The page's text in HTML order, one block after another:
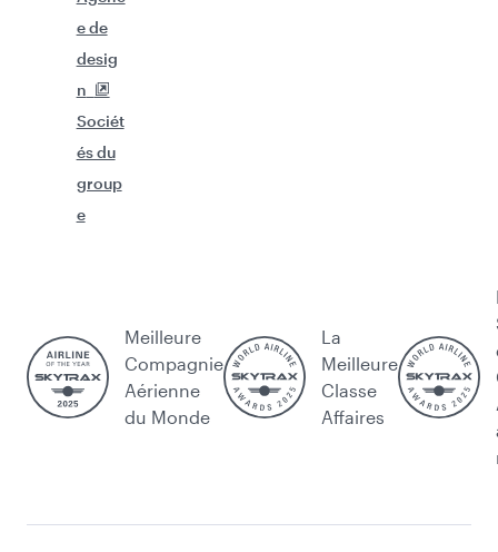
e de
desig
n
Sociét
és du
group
e
Meilleure
Compagnie
Aérienne
du Monde
La
Meilleure
Classe
Affaires